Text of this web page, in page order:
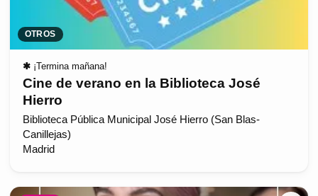
OTROS
✱ ¡Termina mañana!
Cine de verano en la Biblioteca José
Hierro
Biblioteca Pública Municipal José Hierro (San Blas-
Canillejas)
Madrid